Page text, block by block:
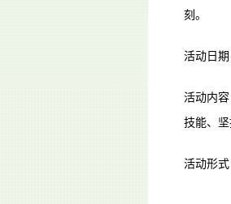
刻。
活动日期
活动内
技能、
活动形